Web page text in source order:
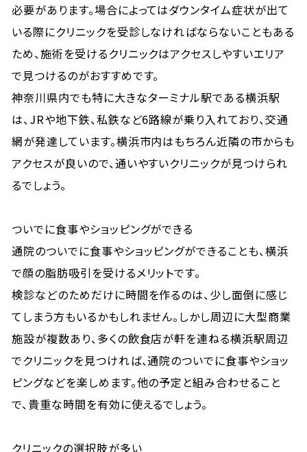
必要があります。場合によってはダウンタイム症状が出て
いる際にクリニックを受診しなければならないこともある
ため、施術を受けるクリニックはアクセスしやすいエリア
で見つけるのがおすすめです。
神奈川県内でも特に大きなターミナル駅である横浜駅
は、JRや地下鉄、私鉄など6路線が乗り入れており、交通
網が発達しています。横浜市内はもちろん近隣の市からも
アクセスが良いので、通いやすいクリニックが見つけられ
るでしょう。
ついでに食事やショッピングができる
通院のついでに食事やショッピングができることも、横浜
で顔の脂肪吸引を受けるメリットです。
検診などのためだけに時間を作るのは、少し面倒に感じ
てしまう方もいるかもしれません。しかし周辺に大型商業
施設が複数あり、多くの飲食店が軒を連ねる横浜駅周辺
でクリニックを見つければ、通院のついでに食事やショッ
ピングなどを楽しめます。他の予定と組み合わせること
で、貴重な時間を有効に使えるでしょう。
クリニックの選択肢が多い